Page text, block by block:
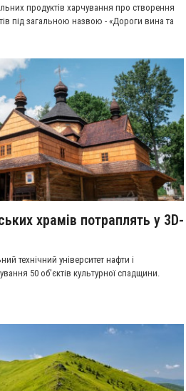
продуктів харчування про створення
під загальною назвою - «Дороги вина та
храмів потраплять у 3D-
технічний університет нафти і
50 об'єктів культурної спадщини.